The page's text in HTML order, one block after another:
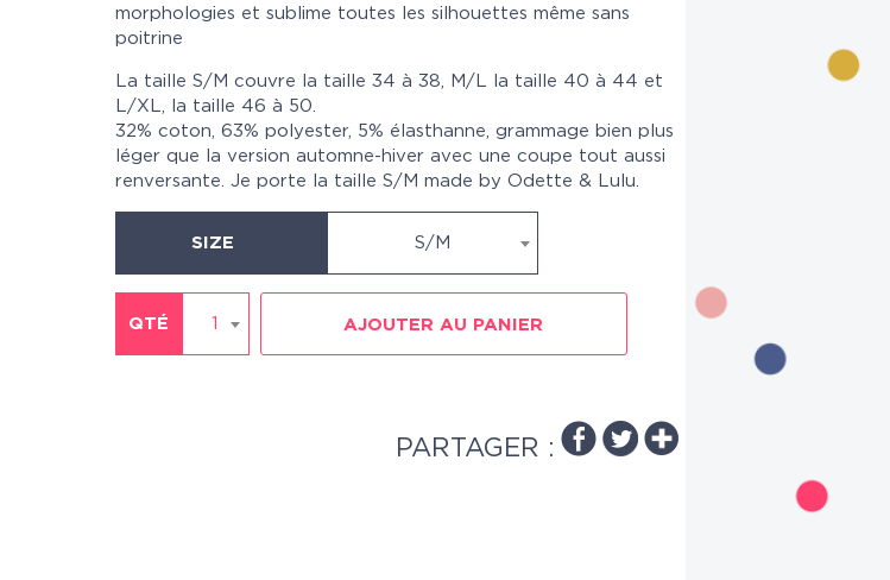
morphologies et sublime toutes les silhouettes même sans
poitrine
La taille S/M couvre la taille 34 à 38, M/L la taille 40 à 44 et
L/XL, la taille 46 à 50.
32% coton, 63% polyester, 5% élasthanne, grammage bien plus
léger que la version automne-hiver avec une coupe tout aussi
renversante. Je porte la taille S/M made by Odette & Lulu.
SIZE S/M
QTÉ 1 AJOUTER AU PANIER
PARTAGER :